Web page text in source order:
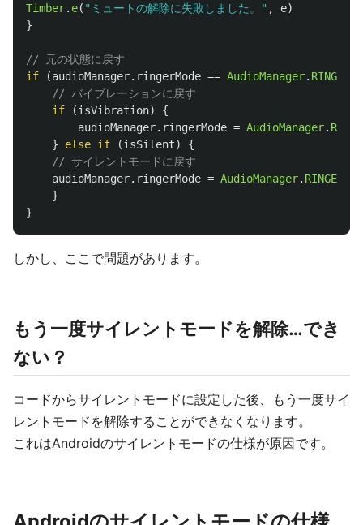
Timber. e( "ミュートの解除に失敗しました。" , e)
}
// 元の状態に戻す
if
(audioManager. ringerMode == AudioManager.
// バイブレーションに戻す
if
(isVibration)
{
audioManager. ringerMode = AudioManager.
}
else if (isSilent)
{
// サイレントモードに戻す
audioManager. ringerMode = AudioManager.
}
}
しかし、ここで問題があります。
もう一度サイレントモードを解除…でき
ない？
コードからサイレントモードに設定した後、もう一度サイ
レントモードを解除することができなくなります。
これはAndroidのサイレントモードの仕様が原因です。